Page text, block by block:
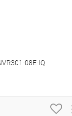
08E-IQ